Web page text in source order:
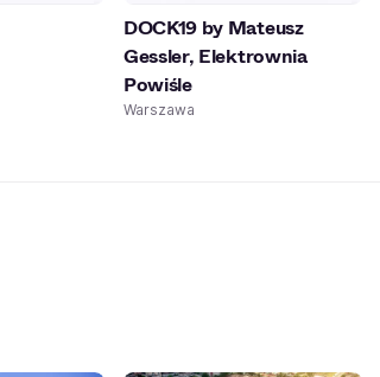
DOCK19 by Mateusz
Gessler, Elektrownia
Powiśle
Warszawa